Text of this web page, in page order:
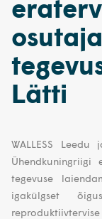
Lätti
WALLESS
Ühendkuningriigi
tegevuse
igakülgset